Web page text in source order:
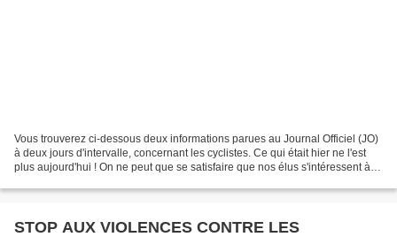
Vous trouverez ci-dessous deux informations parues au Journal Officiel (JO)
à deux jours d'intervalle, concernant les cyclistes. Ce qui était hier ne l'est
plus aujourd'hui ! On ne peut que se satisfaire que nos élus s'intéressent à
STOP AUX VIOLENCES CONTRE LES